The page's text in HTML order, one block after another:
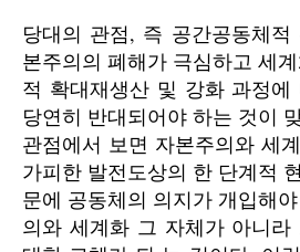
당대의 관점, 즉 공간공동체
본주의의 폐해가 극심하고 세
적 확대재생산 및 강화 과정에
당연히 반대되어야 하는 것이
관점에서 보면 자본주의와 세
가피한 발전도상의 한 단계적
문에 공동체의 의지가 개입해
의와 세계화 그 자체가 아니라